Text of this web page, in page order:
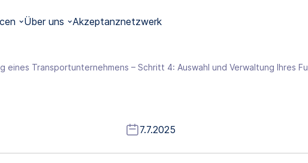
Über uns Akzeptanznetzwerk
eines Transportunternehmens – Schritt 4: Auswahl und Verwaltung Ihres
7.7.2025